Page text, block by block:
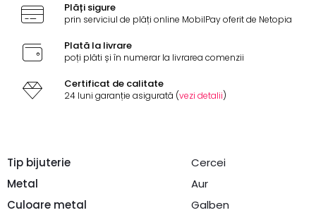
Tip bijuterie
Cercei
Metal
Aur
Culoare metal
Galben
Plăți sigure
prin serviciul de plăți online MobilPay oferit de Netopia
Plată la livrare
poți plăti și în numerar la livrarea comenzii
Certificat de calitate
24 luni garanție asigurată (vezi detalii)